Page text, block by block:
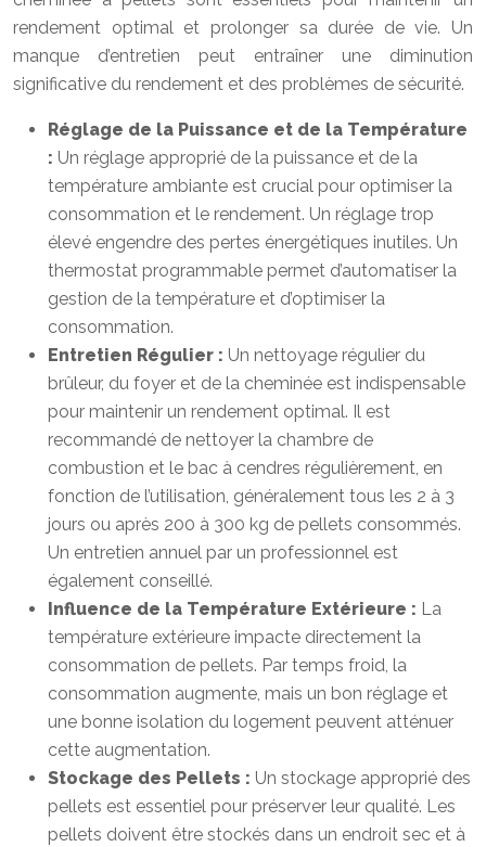
rendement optimal et prolonger sa durée de vie. Un
manque d’entretien peut entraîner une diminution
significative du rendement et des problèmes de sécurité.
Réglage de la Puissance et de la Température
: Un réglage approprié de la puissance et de la
température ambiante est crucial pour optimiser la
consommation et le rendement. Un réglage trop
élevé engendre des pertes énergétiques inutiles. Un
thermostat programmable permet d’automatiser la
gestion de la température et d’optimiser la
consommation.
Entretien Régulier : Un nettoyage régulier du
brûleur, du foyer et de la cheminée est indispensable
pour maintenir un rendement optimal. Il est
recommandé de nettoyer la chambre de
combustion et le bac à cendres régulièrement, en
fonction de l’utilisation, généralement tous les 2 à 3
jours ou après 200 à 300 kg de pellets consommés.
Un entretien annuel par un professionnel est
également conseillé.
Influence de la Température Extérieure : La
température extérieure impacte directement la
consommation de pellets. Par temps froid, la
consommation augmente, mais un bon réglage et
une bonne isolation du logement peuvent atténuer
cette augmentation.
Stockage des Pellets : Un stockage approprié des
pellets est essentiel pour préserver leur qualité. Les
pellets doivent être stockés dans un endroit sec et à